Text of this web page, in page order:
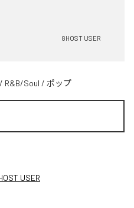
GHOST USER
/ R&B/Soul / ポップ
USER